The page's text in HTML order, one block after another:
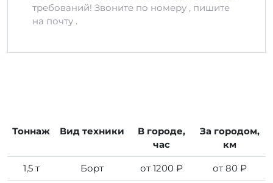
требований! Звоните по номеру , пишите
на почту .
Тоннаж Вид техники
В городе,
час
За городом,
км
1,5 т Борт от 1200 ₽ от 80 ₽